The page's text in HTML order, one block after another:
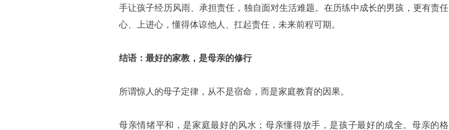
手让孩子经历风雨、承担责任，独自面对生活难题。在历练中成长的男孩，更有责任
心、上进心，懂得体谅他人、扛起责任，未来前程可期。
结语：最好的家教，是母亲的修行
所谓惊人的母子定律，从不是宿命，而是家庭教育的因果。
母亲情绪平和，是家庭最好的风水；母亲懂得放手，是孩子最好的成全。母亲的格